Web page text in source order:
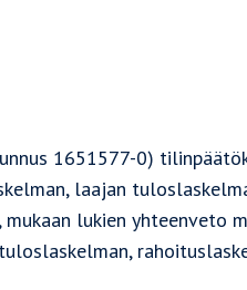
1651577-0)
laajan
lukien yhteenveto